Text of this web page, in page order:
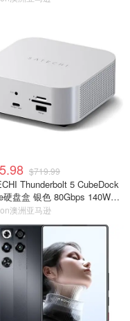
$719.99
Thunderbolt 5 CubeDock
硬盘盒 银色 80Gbps 140W扩
澳洲亚马逊